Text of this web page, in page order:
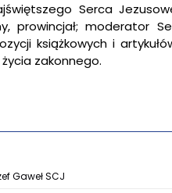
Serca
prowincjał; moderator
książkowych i
zakonnego.
Gaweł SCJ